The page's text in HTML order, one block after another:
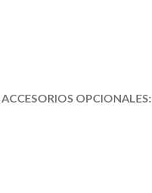
ACCESORIOS OPCIONALES: